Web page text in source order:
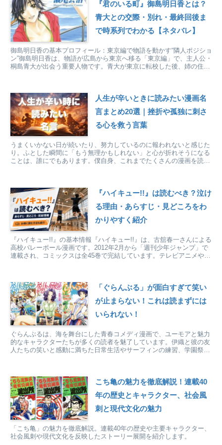
『君のいる町』御島明日香とは？
青大との交際・別れ・最終回後ま
で時系列でわかる【ネタバレ】
御島明日香の基本プロフィール：東京編で物語を動かす“隣人ポジショ
ン”御島明日香は、物語が広島から東京へ移る「東京編」で、主人公・
桐島青大が出会う重要人物です。青大が東京に転校した後、姉の住ま
人生が辛いときに読みたい漫画名
言まとめ20選｜挫折や孤独に刺さ
る心を救う言葉
うまくいかない日が続いたり、努力しているのに報われないと感じた
り。ふとした瞬間に「もう無理かもしれない」と心が折れそうになる
ことは、誰にでもあります。僕自身、これまでたくさんの漫画を読ん
『ハイキュー!!』は読むべき？泣け
る理由・あらすじ・見どころをわ
かりやすく紹介
『ハイキュー!!』の基本情報『ハイキュー!!』は、古舘春一さんによる
高校バレーボール漫画です。2012年2月から「週刊少年ジャンプ」で
連載され、コミックスは全45巻で完結しています。テレビアニメや劇
「ぐらんぶる」が面白すぎて笑い
が止まらない！これは読まずには
いられない！
ぐらんぶるは、海を舞台にした青春コメディ漫画で、ユーモアと魅力
的なキャラクターたちが多くの読者を魅了しています。伊織と彼の友
人たちの笑いと感動に満ちた日常生活やサーフィンの練習、学園祭の
こち亀の魅力を徹底解説！連載40
年の歴史とキャラクター、社会風
刺と現代文化の魅力
「こち亀」の魅力を徹底解説。連載40年の歴史や主要キャラクター、
社会風刺や現代文化を反映したストーリー展開を紹介します。